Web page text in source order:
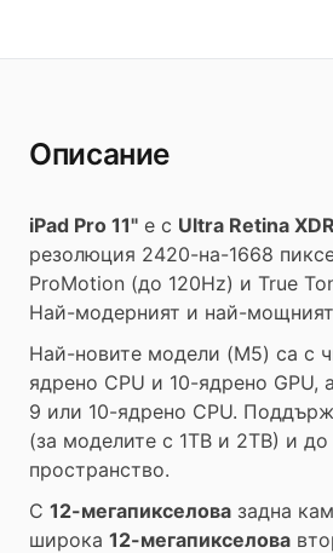
Описание
iPad Pro 11" е с Ultra Retina XDR
резолюция 2420-на-1668
ProMotion (до 120Hz) и True
Най-модерният и най-мощният
Най-новите модели (M5) са с
ядрено CPU и 10-ядрено GPU,
9 или 10-ядрено CPU.
(за моделите с 1TB и 2TB) и до
пространство.
С 12-мегапикселова задна
широка 12-мегапикселова